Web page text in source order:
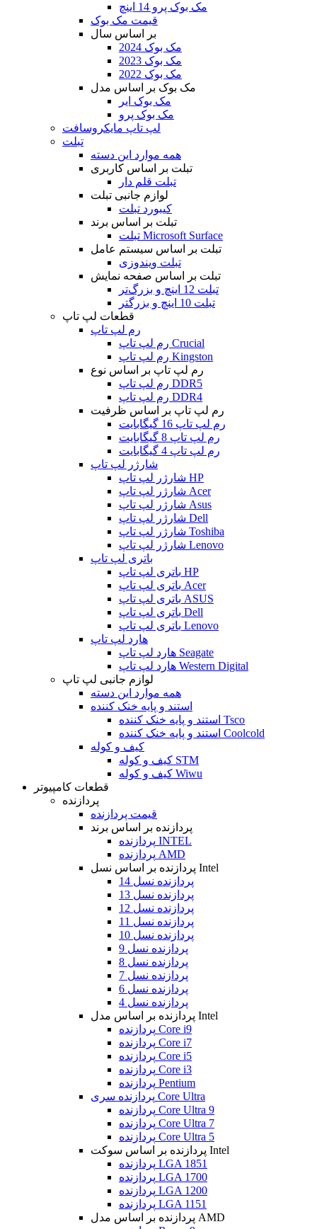
مک بوک پرو 14 اینچ
قیمت مک بوک
بر اساس سال
مک بوک 2024
مک بوک 2023
مک بوک 2022
مک بوک بر اساس مدل
مک بوک ایر
مک بوک پرو
لپ تاپ مایکروسافت
تبلت
همه موارد این دسته
تبلت بر اساس کاربری
تبلت قلم دار
لوازم جانبی تبلت
کیبورد تبلت
تبلت بر اساس برند
تبلت Microsoft Surface
تبلت بر اساس سیستم عامل
تبلت ویندوزی
تبلت بر اساس صفحه نمایش
تبلت 12 اینچ و بزرگ‌تر
تبلت 10 اینچ و بزرگتر
قطعات لپ تاپ
رم لپ تاپ
رم لپ تاپ Crucial
رم لپ تاپ Kingston
رم لپ تاپ بر اساس نوع
رم لپ تاپ DDR5
رم لپ تاپ DDR4
رم لپ تاپ بر اساس ظرفیت
رم لپ تاپ 16 گیگابایت
رم لپ تاپ 8 گیگابایت
رم لپ تاپ 4 گیگابایت
شارژر لپ تاپ
شارژر لپ تاپ HP
شارژر لپ تاپ Acer
شارژر لپ تاپ Asus
شارژر لپ تاپ Dell
شارژر لپ تاپ Toshiba
شارژر لپ تاپ Lenovo
باتری لپ تاپ
باتری لپ تاپ HP
باتری لپ تاپ Acer
باتری لپ تاپ ASUS
باتری لپ تاپ Dell
باتری لپ تاپ Lenovo
هارد لپ تاپ
هارد لپ تاپ Seagate
هارد لپ تاپ Western Digital
لوازم جانبی لپ تاپ
همه موارد این دسته
استند و پایه خنک کننده
استند و پایه خنک کننده Tsco
استند و پایه خنک کننده Coolcold
کیف و کوله
کیف و کوله STM
کیف و کوله Wiwu
قطعات کامپیوتر
پردازنده
قیمت پردازنده
پردازنده بر اساس برند
پردازنده INTEL
پردازنده AMD
پردازنده بر اساس نسل Intel
پردازنده نسل 14
پردازنده نسل 13
پردازنده نسل 12
پردازنده نسل 11
پردازنده نسل 10
پردازنده نسل 9
پردازنده نسل 8
پردازنده نسل 7
پردازنده نسل 6
پردازنده نسل 4
پردازنده بر اساس مدل Intel
پردازنده Core i9
پردازنده Core i7
پردازنده Core i5
پردازنده Core i3
پردازنده Pentium
پردازنده سری Core Ultra
پردازنده Core Ultra 9
پردازنده Core Ultra 7
پردازنده Core Ultra 5
پردازنده بر اساس سوکت Intel
پردازنده LGA 1851
پردازنده LGA 1700
پردازنده LGA 1200
پردازنده LGA 1151
پردازنده بر اساس مدل AMD